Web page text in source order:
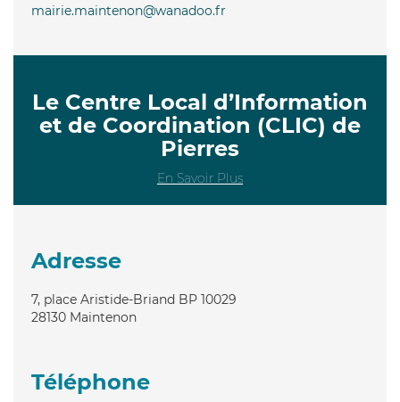
mairie.maintenon@wanadoo.fr
Le Centre Local d’Information
et de Coordination (CLIC) de
Pierres
En Savoir Plus
Adresse
7, place Aristide-Briand BP 10029
28130 Maintenon
Téléphone